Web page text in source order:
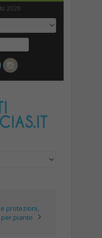
2026
protezioni,
piante